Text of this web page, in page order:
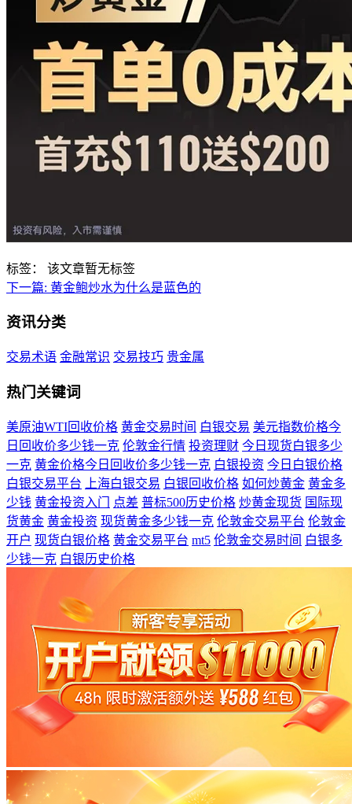
标签：
该文章暂无标签
下一篇: 黄金鲍炒水为什么是蓝色的
资讯分类
交易术语 金融常识 交易技巧 贵金属
热门关键词
美原油WTI回收价格 黄金交易时间 白银交易 美元指数价格今
日回收价多少钱一克 伦敦金行情 投资理财 今日现货白银多少
一克 黄金价格今日回收价多少钱一克 白银投资 今日白银价格
白银交易平台
上海白银交易 白银回收价格 如何炒黄金 黄金多
少钱 黄金投资入门 点差 普标500历史价格 炒黄金现货 国际现
货黄金 黄金投资 现货黄金多少钱一克 伦敦金交易平台 伦敦金
开户 现货白银价格 黄金交易平台 mt5 伦敦金交易时间 白银多
少钱一克 白银历史价格